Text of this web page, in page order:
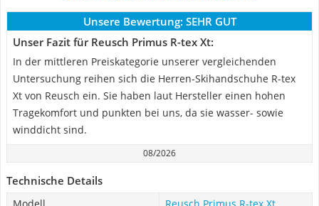
Unsere Bewertung: SEHR GUT
Unser Fazit für Reusch Primus R-tex Xt:
In der mittleren Preiskategorie unserer vergleichenden
Untersuchung reihen sich die Herren-Skihandschuhe R-tex
Xt von Reusch ein. Sie haben laut Hersteller einen hohen
Tragekomfort und punkten bei uns, da sie wasser- sowie
winddicht sind.
08/2026
Technische Details